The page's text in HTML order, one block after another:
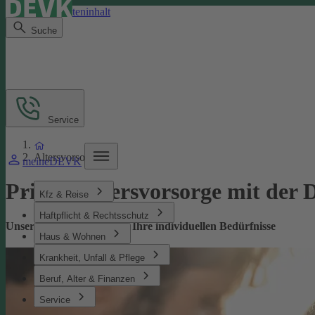
Direkt zum Seiteninhalt
Suche
meineDEVK
Kfz & Reise
Haftpflicht & Rechtsschutz
Haus & Wohnen
Krankheit, Unfall & Pflege
Beruf, Alter & Finanzen
Service
Service
Altersvorsorge
Private­ Altersvorsorge mit der
Unsere Altersvorsorge für Ihre individuellen Bedürfnisse